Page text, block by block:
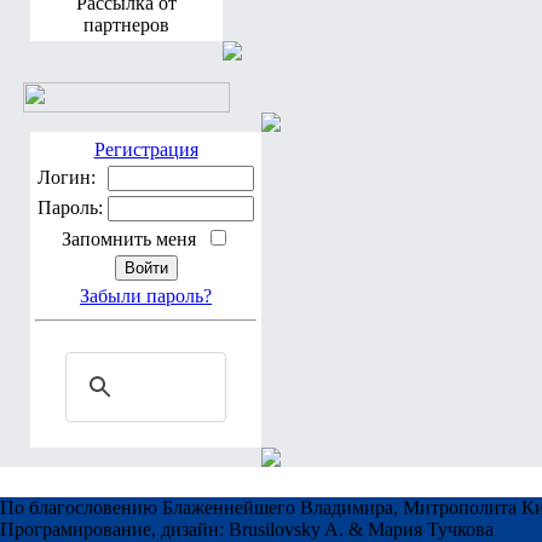
партнеров
Регистрация
Логин:
Пароль:
Запомнить меня
Забыли пароль?
По благословению Блаженнейшего Владимира, Митрополита
Програмирование, дизайн: Brusilovsky A. & Мария Тучкова